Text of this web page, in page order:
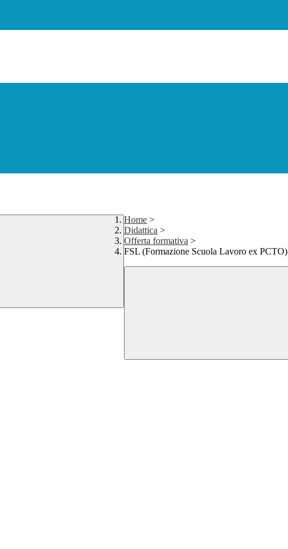
Home >
Didattica >
Offerta formativa >
FSL (Formazione Scuola Lavoro ex PCTO)